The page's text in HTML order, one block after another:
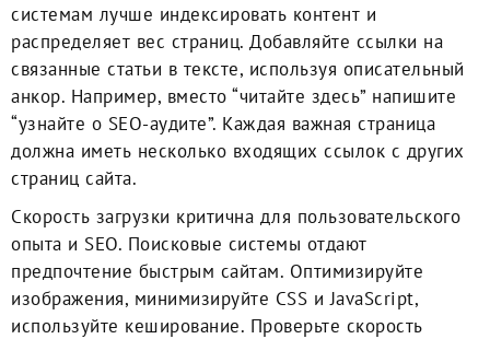
системам лучше индексировать контент и
распределяет вес страниц. Добавляйте ссылки на
связанные статьи в тексте, используя описательный
анкор. Например, вместо “читайте здесь” напишите
“узнайте о SEO-аудите”. Каждая важная страница
должна иметь несколько входящих ссылок с других
страниц сайта.
Скорость загрузки критична для пользовательского
опыта и SEO. Поисковые системы отдают
предпочтение быстрым сайтам. Оптимизируйте
изображения, минимизируйте CSS и JavaScript,
используйте кеширование. Проверьте скорость